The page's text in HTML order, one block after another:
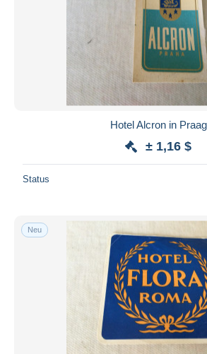
Hotel Alcron in Praag
± 1,16 $
Status
Neu